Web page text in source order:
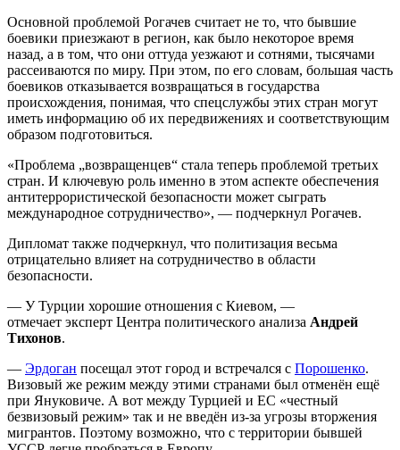
Основной проблемой Рогачев считает не то, что бывшие
боевики приезжают в регион, как было некоторое время
назад, а в том, что они оттуда уезжают и сотнями, тысячами
рассеиваются по миру. При этом, по его словам, большая часть
боевиков отказывается возвращаться в государства
происхождения, понимая, что спецслужбы этих стран могут
иметь информацию об их передвижениях и соответствующим
образом подготовиться.
«Проблема „возвращенцев“ стала теперь проблемой третьих
стран. И ключевую роль именно в этом аспекте обеспечения
антитеррористической безопасности может сыграть
международное сотрудничество», — подчеркнул Рогачев.
Дипломат также подчеркнул, что политизация весьма
отрицательно влияет на сотрудничество в области
безопасности.
— У Турции хорошие отношения с Киевом, —
отмечает эксперт Центра политического анализа Андрей
Тихонов.
— Эрдоган посещал этот город и встречался с Порошенко.
Визовый же режим между этими странами был отменён ещё
при Януковиче. А вот между Турцией и ЕС «честный
безвизовый режим» так и не введён из-за угрозы вторжения
мигрантов. Поэтому возможно, что с территории бывшей